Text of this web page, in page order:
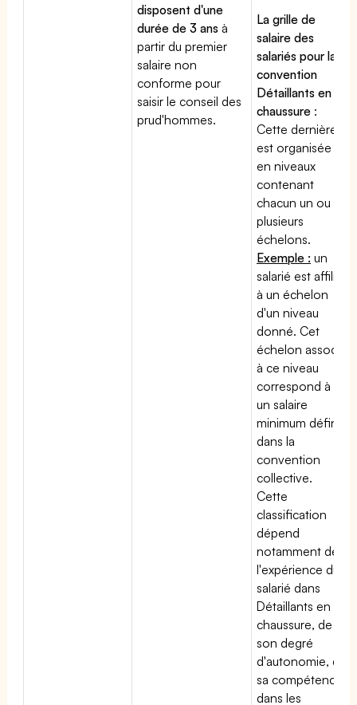
disposent d'une
durée de 3 ans à
partir du premier
salaire non
conforme pour
saisir le conseil des
prud'hommes.
La grille de
salaire des
salariés pour la
convention
Détaillants en
chaussure :
Cette dernière
est organisée
en niveaux
contenant
chacun un ou
plusieurs
échelons.
Exemple : un
salarié est affilié
à un échelon
d'un niveau
donné. Cet
échelon associé
à ce niveau
correspond à
un salaire
minimum défini
dans la
convention
collective.
Cette
classification
dépend
notamment de
l'expérience du
salarié dans
Détaillants en
chaussure, de
son degré
d'autonomie, de
sa compétence
dans les